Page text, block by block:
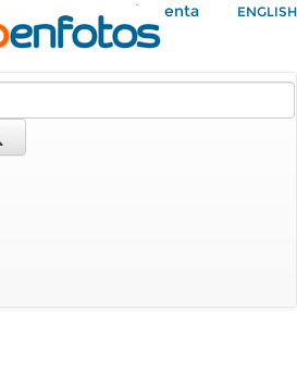
Mi Cuenta ENGLISH